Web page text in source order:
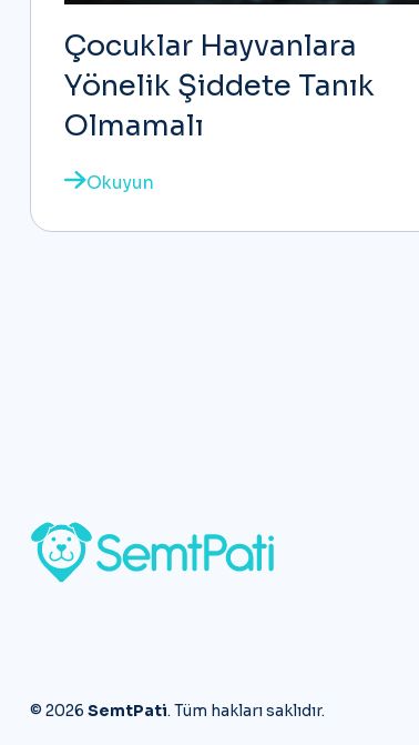
Çocuklar Hayvanlara
Yönelik Şiddete Tanık
Olmamalı
Okuyun
© 2026 SemtPati. Tüm hakları saklıdır.